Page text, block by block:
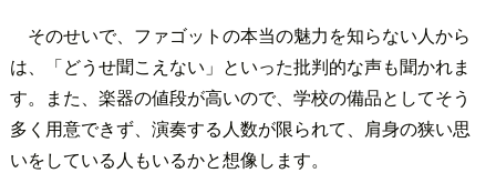
そのせいで、ファゴットの本当の魅力を知らない人から
は、「どうせ聞こえない」といった批判的な声も聞かれま
す。また、楽器の値段が高いので、学校の備品としてそう
多く用意できず、演奏する人数が限られて、肩身の狭い思
いをしている人もいるかと想像します。